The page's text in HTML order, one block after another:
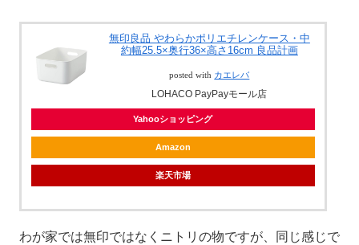
無印良品 やわらかポリエチレンケース・中
約幅25.5×奥行36×高さ16cm 良品計画
posted with カエレバ
LOHACO PayPayモール店
Yahooショッピング
Amazon
楽天市場
わが家では無印ではなくニトリの物ですが、同じ感じで